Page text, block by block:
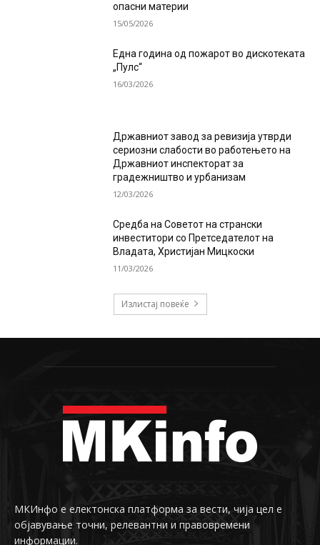
опасни материи
15/05/2026
Една година од пожарот во дискотеката
„Пулс“
16/03/2026
Државниот завод за ревизија утврди
сериозни слабости во работењето на
Државниот инспекторат за
градежништво и урбанизам
12/03/2026
Средба на Советот на странски
инвеститори со Претседателот на
Владата, Христијан Мицкоски
11/03/2026
Излистај повеќе
МКИнфо е електонска платформа за вести, чија цел е
објавување точни, релевантни и правовремени
информации.